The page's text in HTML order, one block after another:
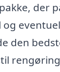
der
den